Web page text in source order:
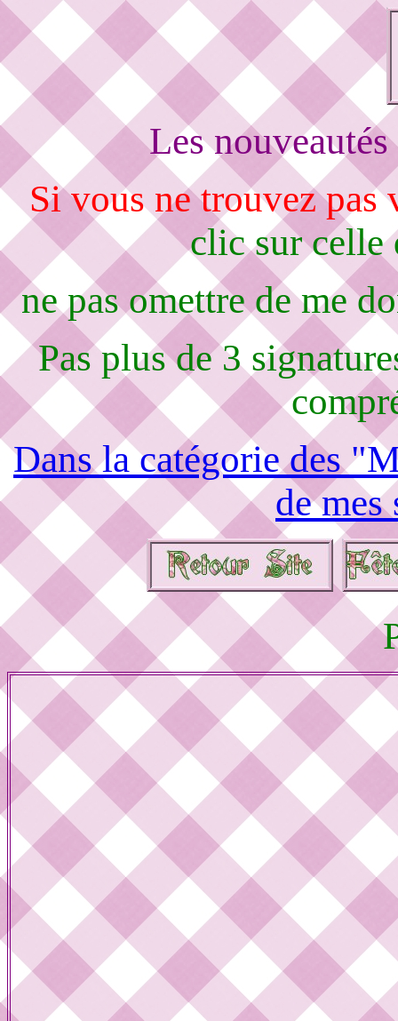
Les
Si vous ne trouvez pas
clic sur celle
ne pas omettre de me
Pas plus de 3
Dans la catégorie des
de mes